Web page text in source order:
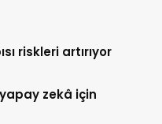
riskleri artırıyor
zekâ için